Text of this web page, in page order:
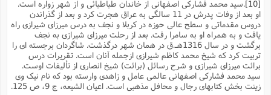
.سید محمد فشارکى اصفهانى از خاندان طباطبائى و از شهر زواره است.
او بعد از وفات پدرش در 11 سالگى به عراق هجرت کرد و بعد از گذراندن
دروس مقدماتى و سطح عالى حوزه در کربلا و نجف به درس میرزاى شیرازى راه
یافت و به همراه او به سامرا رفت. بعد از رحلت میرزاى شیرازى به نجف
برگشت و در سال 1316هـ.ق در همان شهر درگذشت. شاگردان برجسته اى را
تربیت کرد که شیخ محمد کاظم شیرازى ازجمله آنان است. تقریرات درس
برائت میرزاى شیرازى و شرح رسائل (برائت) شیخ انصارى از تألیفات اوست.
سید محمد فشارکى اصفهانى عالمى عامل و زاهدى وارسته بود که نام نیک وى
زینت بخش کتابهاى رجال و محافل مذهبى است. اعیان الشیعه، ج 9، ص 125.